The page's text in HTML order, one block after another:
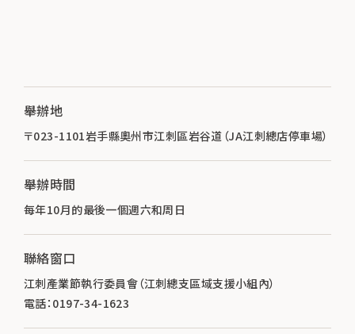
舉辦地
〒023-1101岩手縣奧州市江刺區岩谷道（JA江刺總店停車場）
舉辦時間
每年10月的最後一個週六和周日
聯絡窗口
江刺產業節執行委員會（江刺總支區域支援小組內）
電話：0197-34-1623